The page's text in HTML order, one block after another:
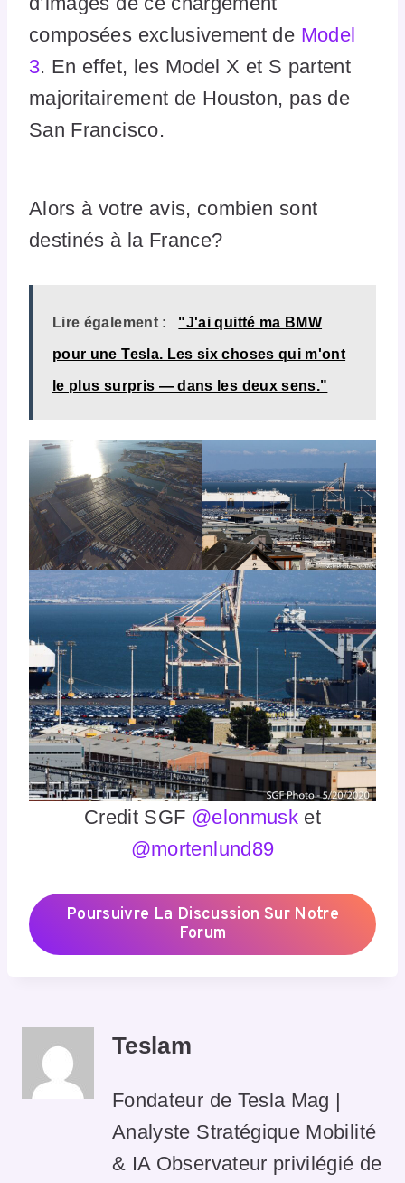
composées exclusivement de Model
3. En effet, les Model X et S partent
majoritairement de Houston, pas de
San Francisco.
Alors à votre avis, combien sont
destinés à la France?
Lire également : "J'ai quitté ma BMW
pour une Tesla. Les six choses qui m'ont
le plus surpris — dans les deux sens."
Credit SGF @elonmusket
@mortenlund89
Poursuivre La Discussion Sur Notre
Forum
Teslam
Fondateur de Tesla Mag |
Analyste Stratégique Mobilité
& IA Observateur privilégié de